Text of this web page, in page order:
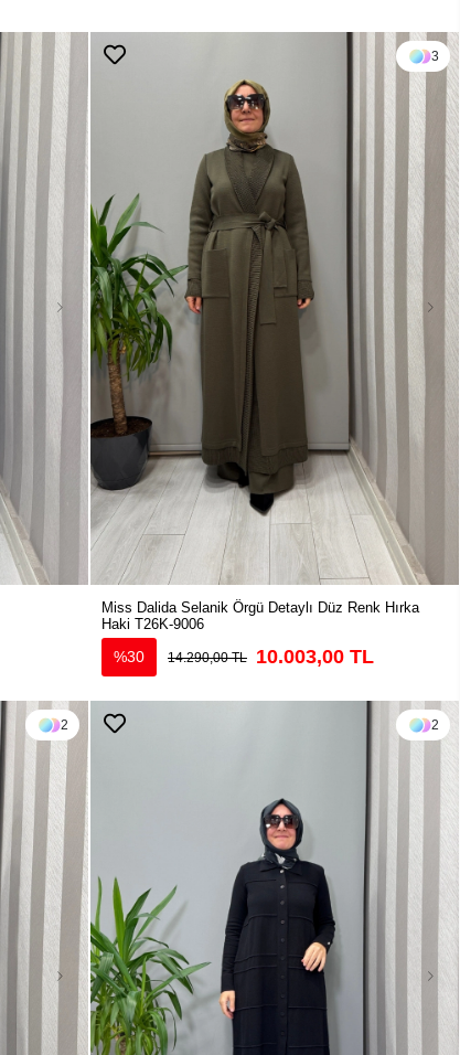
3
Miss Dalida Selanik Örgü Detaylı Düz Renk Hırka
Haki T26K-9006
%30 14.290,00 TL 10.003,00 TL
2 2